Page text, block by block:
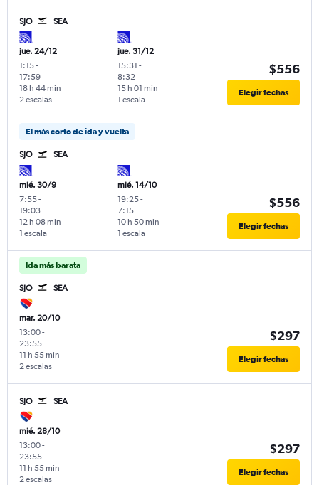
SJO SEA
jue. 24/12
1:15-
17:59
2 escalas
18 h 44 min
jue. 31/12
15:31 -
8:32
1 escala
15 h 01 min
$556
Elegir fechas
El más corto de ida y vuelta
SJO SEA
mié. 30/9
7:55-
19:03
1 escala
12 h 08 min
mié. 14/10
19:25-
7:15
1 escala
10 h 50 min
$556
Elegir fechas
Ida más barata
SJO SEA
mar. 20/10
13:00-
23:55
2 escalas
11 h 55 min
$297
Elegir fechas
SJO SEA
mié. 28/10
13:00-
23:55
2 escalas
11 h 55 min
$297
Elegir fechas